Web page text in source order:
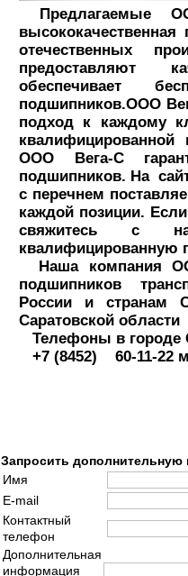
Предлагаемые
отечественных
предоставляют
обеспечивает
подшипников.ООО
подход к каждому
ООО Вега-С
подшипников. На
с перечнем
каждой позиции.
свяжитесь с
квалифицированную
Наша компания
подшипников
России и странам
Саратовской области
Телефоны в городе
+7 (8452) 60-11-22
Запросить
Имя
E-mail
Контактный
телефон
Дополнительная
информация